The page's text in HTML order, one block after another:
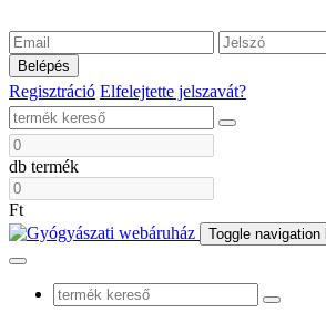
Belépés
Regisztráció Elfelejtette jelszavát?
db termék
Ft
Toggle navigation